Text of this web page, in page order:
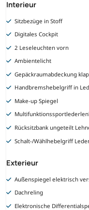
Interieur
Sitzbezüge in Stoff
Digitales Cockpit
2 Leseleuchten vorn
Ambientelicht
Gepäckraumabdeckung
Handbremshebelgriff in
Make-up Spiegel
Rücksitzbank ungeteilt
Schalt-/Wählhebelgriff
Exterieur
Außenspiegel elektrisch
Dachreling
Elektronische